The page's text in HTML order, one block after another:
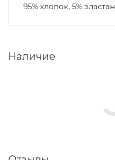
95% хлопок, 5% эластан
Наличие